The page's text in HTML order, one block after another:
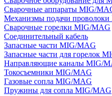
Сварочные аппараты MIG/
Механизмы подачи
Сварочные горелки MIG/MAG
Соединительный кабель
Запасные части MIG/MAG
Запасные части для горелок
Направляющие каналы MIG/
Токосъемники MIG/MAG
Газовые сопла MIG/MAG
Пружины для сопла MIG/MAG